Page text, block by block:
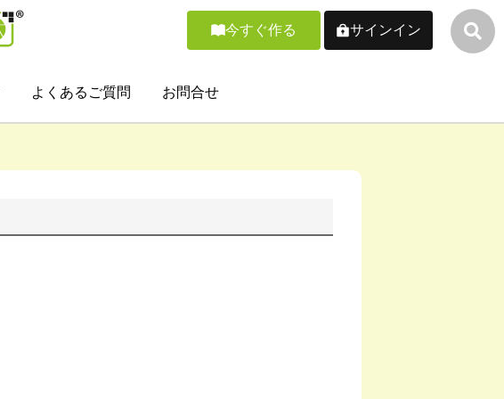
今すぐ作る サインイン
よくあるご質問 お問合せ